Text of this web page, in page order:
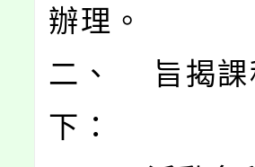
辦理。
二、 旨揭課
下：